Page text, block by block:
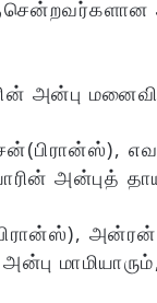
அன்பு
அன்புத்